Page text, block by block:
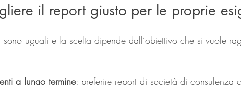
il report giusto per le proprie
uguali e la scelta dipende dall’obiettivo che si vuole
a lungo termine: preferire report di società di consulenza